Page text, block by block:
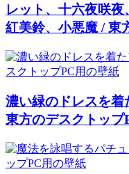
レット、十六夜咲夜
紅美鈴、小悪魔 / 東
濃い緑のドレスを
東方のデスクトップ